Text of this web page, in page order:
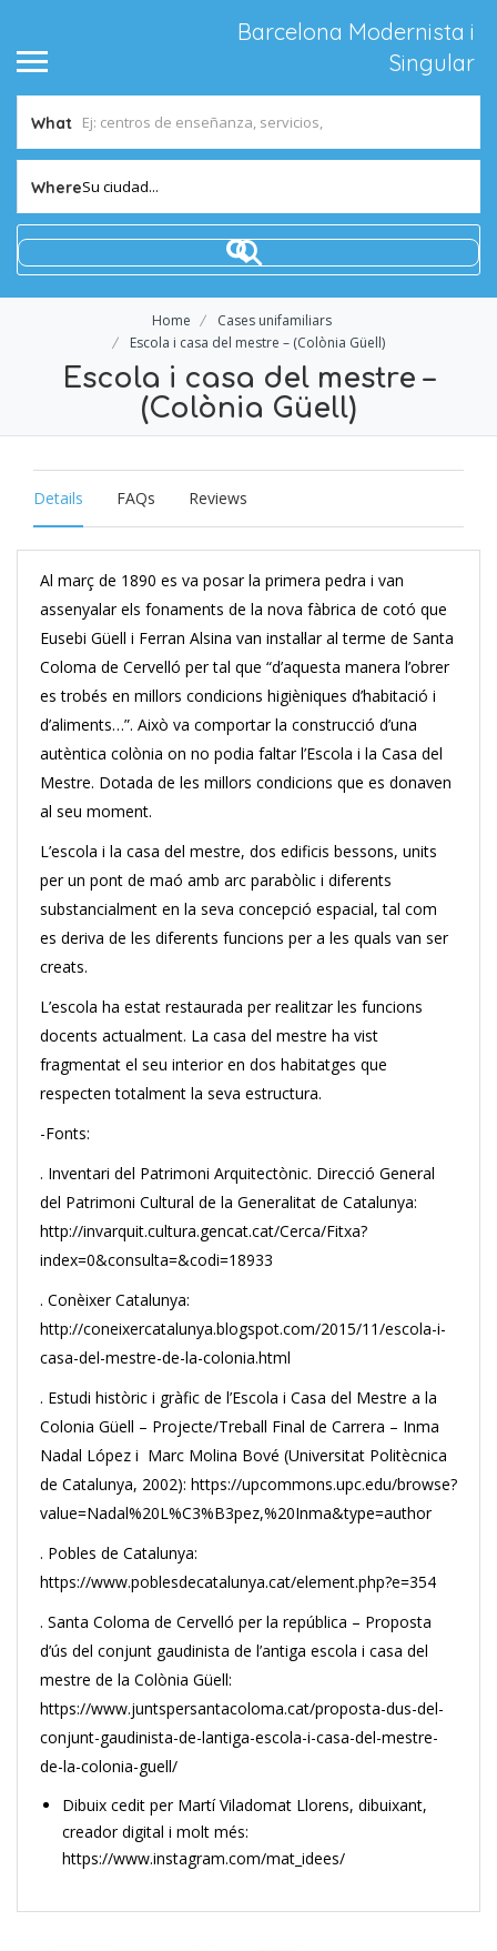
Barcelona Modernista i
Singular
What
WhereSu ciudad...
Home
Cases unifamiliars
Escola i casa del mestre – (Colònia Güell)
Escola i casa del mestre –
(Colònia Güell)
Details FAQs Reviews
Al març de 1890 es va posar la primera pedra i van
assenyalar els fonaments de la nova fàbrica de cotó que
Eusebi Güell i Ferran Alsina van instal·lar al terme de Santa
Coloma de Cervelló per tal que “d’aquesta manera l’obrer
es trobés en millors condicions higièniques d’habitació i
d’aliments…”. Això va comportar la construcció d’una
autèntica colònia on no podia faltar l’Escola i la Casa del
Mestre. Dotada de les millors condicions que es donaven
al seu moment.
L’escola i la casa del mestre, dos edificis bessons, units
per un pont de maó amb arc parabòlic i diferents
substancialment en la seva concepció espacial, tal com
es deriva de les diferents funcions per a les quals van ser
creats.
L’escola ha estat restaurada per realitzar les funcions
docents actualment. La casa del mestre ha vist
fragmentat el seu interior en dos habitatges que
respecten totalment la seva estructura.
-Fonts:
. Inventari del Patrimoni Arquitectònic. Direcció General
del Patrimoni Cultural de la Generalitat de Catalunya:
http://invarquit.cultura.gencat.cat/Cerca/Fitxa?
index=0&consulta=&codi=18933
. Conèixer Catalunya:
http://coneixercatalunya.blogspot.com/2015/11/escola-i-
casa-del-mestre-de-la-colonia.html
. Estudi històric i gràfic de l’Escola i Casa del Mestre a la
Colonia Güell – Projecte/Treball Final de Carrera – Inma
Nadal López i Marc Molina Bové (Universitat Politècnica
de Catalunya, 2002): https://upcommons.upc.edu/browse?
value=Nadal%20L%C3%B3pez,%20Inma&type=author
. Pobles de Catalunya:
https://www.poblesdecatalunya.cat/element.php?e=354
. Santa Coloma de Cervelló per la república – Proposta
d’ús del conjunt gaudinista de l’antiga escola i casa del
mestre de la Colònia Güell:
https://www.juntspersantacoloma.cat/proposta-dus-del-
conjunt-gaudinista-de-lantiga-escola-i-casa-del-mestre-
de-la-colonia-guell/
Dibuix cedit per Martí Viladomat Llorens, dibuixant,
creador digital i molt més:
https://www.instagram.com/mat_idees/